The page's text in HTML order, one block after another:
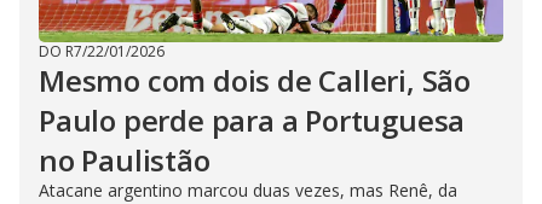
DO R7/22/01/2026
Mesmo com dois de Calleri, São
Paulo perde para a Portuguesa
no Paulistão
Atacane argentino marcou duas vezes, mas Renê, da